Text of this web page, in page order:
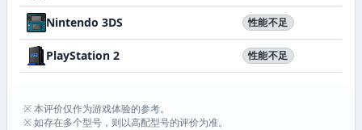
Nintendo 3DS 性能不足
PlayStation 2 性能不足
※ 本评价仅作为游戏体验的参考。
※ 如存在多个型号，则以高配型号的评价为准。